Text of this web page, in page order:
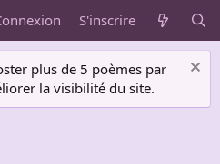
S'inscrire
plus de 5 poèmes par
la visibilité du site.